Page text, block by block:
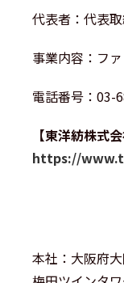
代表者：代表
事業内容：フ
電話番号：03-
【東洋紡株式
https://
本社：大阪府